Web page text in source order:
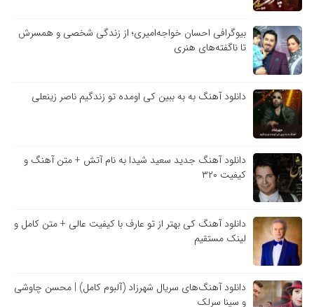
بیوگرافی احسان خواجه‌امیری؛ از زندگی شخصی و همسرش
تا ناگفته‌های هنری
دانلود آهنگ به به ببین کی اومده تو زندگیم ناصر زینعلی
دانلود آهنگ جدید سعید شیدا به نام آتش + متن آهنگ و
کیفیت ۳۲۰
دانلود آهنگ کی بهتر از تو عارف با کیفیت عالی + متن کامل و
لینک مستقیم
دانلود آهنگ‌های سریال شهرزاد (آلبوم کامل) | محسن چاوشی
و سینا سرلک